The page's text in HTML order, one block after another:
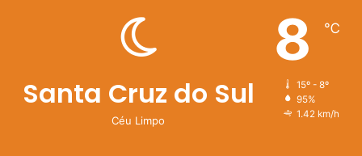
Santa Cruz do Sul
Céu Limpo
8 ℃
15º - 8º
95%
1.42 km/h